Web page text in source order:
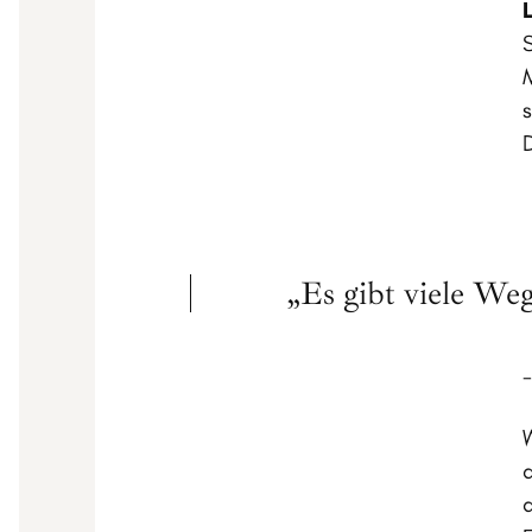
„Es gibt viele